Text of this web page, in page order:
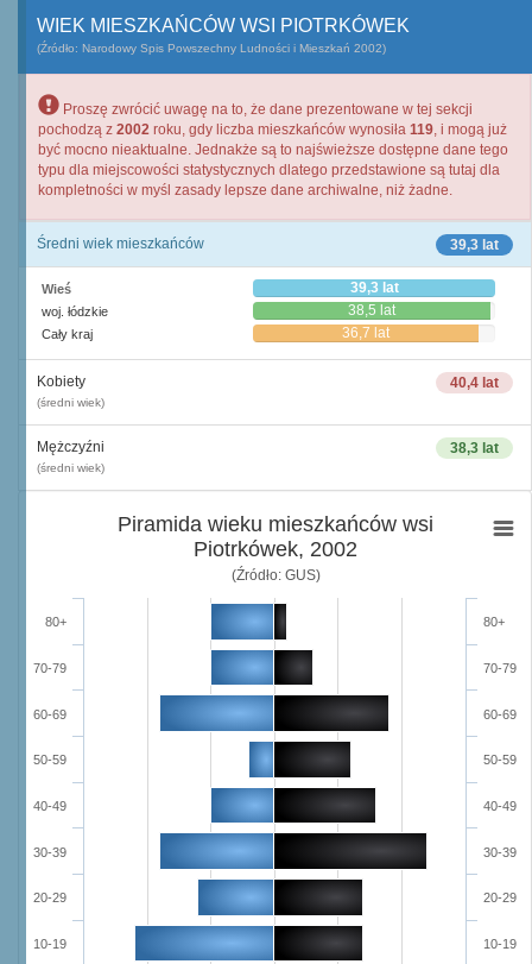
WIEK MIESZKAŃCÓW WSI PIOTRKÓWEK
(Źródło: Narodowy Spis Powszechny Ludności i Mieszkań 2002)
Proszę zwrócić uwagę na to, że dane prezentowane w tej sekcji
pochodzą z 2002 roku, gdy liczba mieszkańców wynosiła 119, i mogą już
być mocno nieaktualne. Jednakże są to najświeższe dostępne dane tego
typu dla miejscowości statystycznych dlatego przedstawione są tutaj dla
kompletności w myśl zasady lepsze dane archiwalne, niż żadne.
39,3 lat
Średni wiek mieszkańców
Wieś 39,3 lat
woj. łódzkie 38,5 lat
Cały kraj 36,7 lat
40,4 lat
Kobiety
(średni wiek)
38,3 lat
Mężczyźni
(średni wiek)
Piramida wieku mieszkańców wsi
Piotrkówek, 2002
(Źródło: GUS)
10-19
20-29
30-39
40-49
50-59
60-69
70-79
80+
10-19
20-29
30-39
40-49
50-59
60-69
70-79
80+